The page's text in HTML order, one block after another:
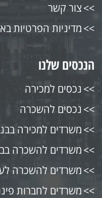
צור קשר
מדיניות הפרטיות
הנכסים שלנו
נכסים למכירה
נכסים להשכרה
משרדים למכירה
משרדים להשכרה
משרדים להשכרה
משרדים לחברות